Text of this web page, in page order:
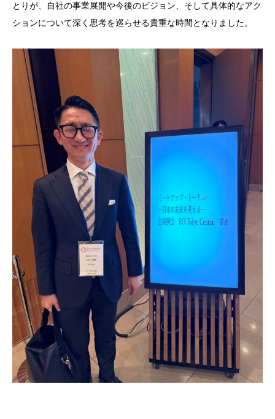
とりが、自社の事業展開や今後のビジョン、そして具体的なアク
ションについて深く思考を巡らせる貴重な時間となりました。